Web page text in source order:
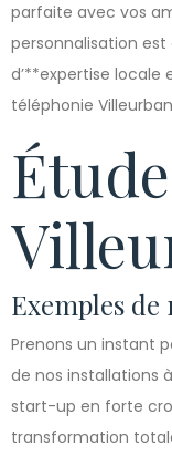
parfaite avec vos
personnalisation
d’**expertise
téléphonie
Exemples
Prenons un instant
de nos installations
start-up en forte
transformation